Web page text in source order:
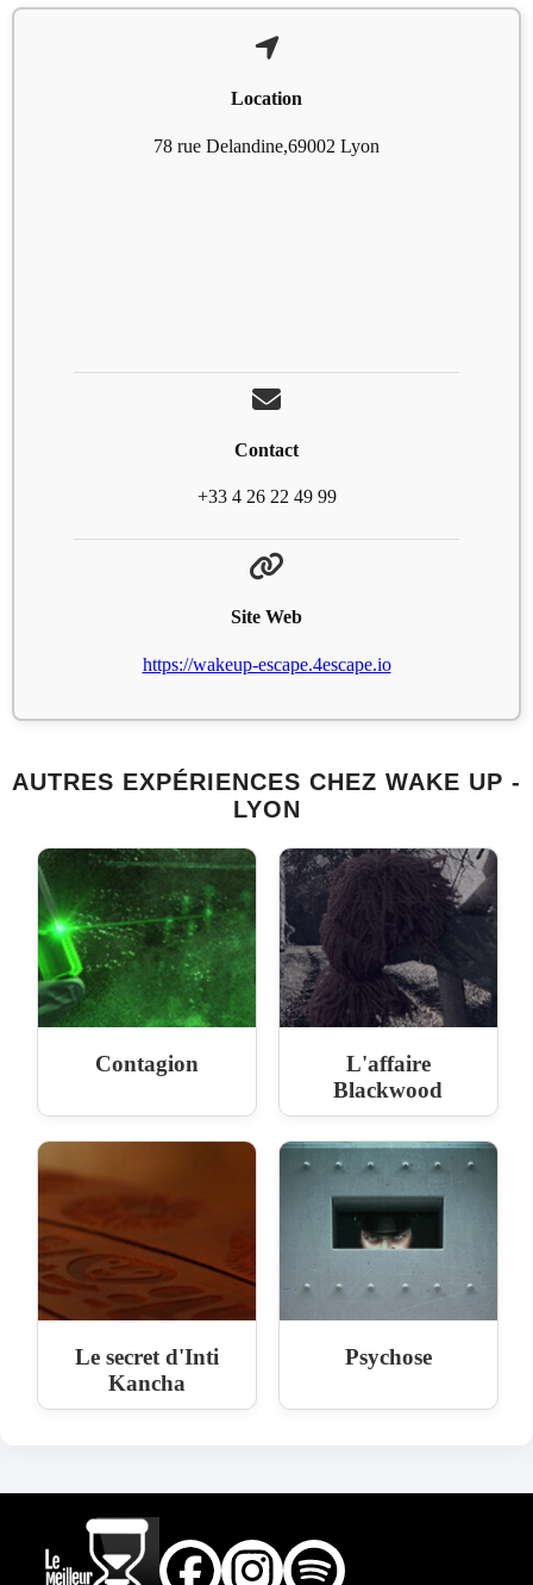
Location
78 rue Delandine,69002 Lyon
Contact
+33 4 26 22 49 99
Site Web
https://wakeup-escape.4escape.io
AUTRES EXPÉRIENCES CHEZ WAKE UP -
LYON
Contagion
L'affaire
Blackwood
Le secret d'Inti
Kancha
Psychose